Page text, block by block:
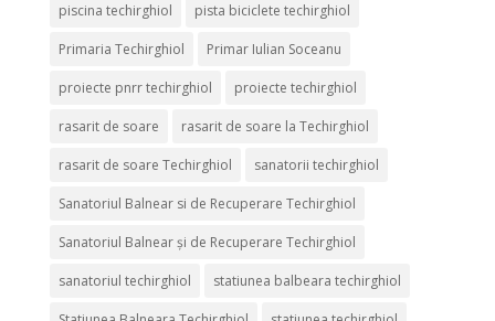
piscina techirghiol pista biciclete techirghiol
Primaria Techirghiol Primar Iulian Soceanu
proiecte pnrr techirghiol proiecte techirghiol
rasarit de soare rasarit de soare la Techirghiol
rasarit de soare Techirghiol sanatorii techirghiol
Sanatoriul Balnear si de Recuperare Techirghiol
Sanatoriul Balnear și de Recuperare Techirghiol
sanatoriul techirghiol statiunea balbeara techirghiol